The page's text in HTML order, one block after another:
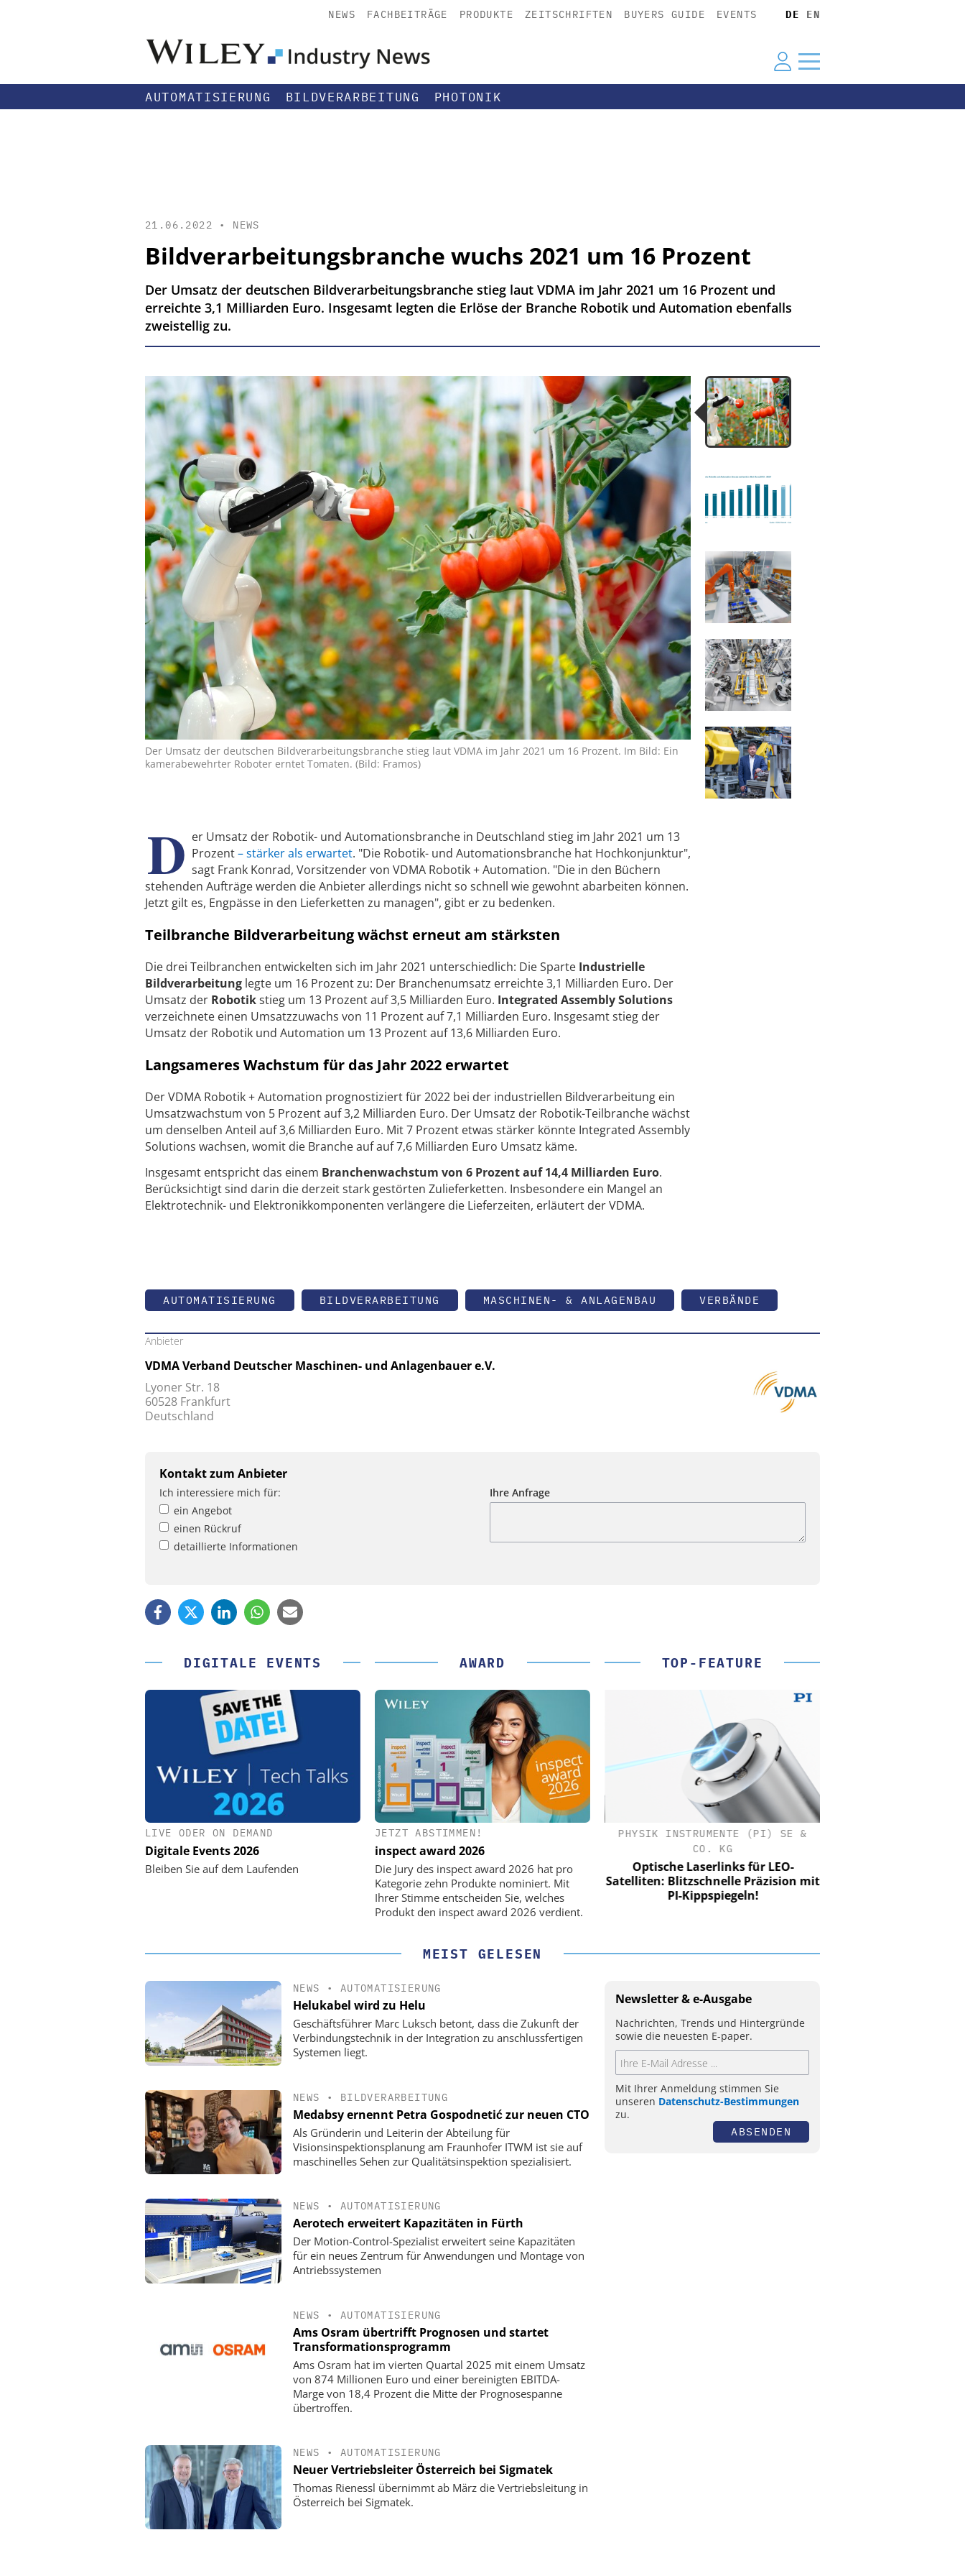
NEWS FACHBEITRÄGE PRODUKTE ZEITSCHRIFTEN BUYERS GUIDE EVENTS DE EN
AUTOMATISIERUNG BILDVERARBEITUNG PHOTONIK
21.06.2022 • NEWS
Bildverarbeitungsbranche wuchs 2021 um 16 Prozent
Der Umsatz der deutschen Bildverarbeitungsbranche stieg laut VDMA im Jahr 2021 um 16 Prozent und
erreichte 3,1 Milliarden Euro. Insgesamt legten die Erlöse der Branche Robotik und Automation ebenfalls
zweistellig zu.
Der Umsatz der deutschen Bildverarbeitungsbranche stieg laut VDMA im Jahr 2021 um 16 Prozent. Im Bild: Ein
kamerabewehrter Roboter erntet Tomaten. (Bild: Framos)
D er Umsatz der Robotik- und Automationsbranche in Deutschland stieg im Jahr 2021 um 13
Prozent– stärker als erwartet. "Die Robotik- und Automationsbranche hat Hochkonjunktur",
sagt Frank Konrad, Vorsitzender von VDMA Robotik + Automation. "Die in den Büchern
stehenden Aufträge werden die Anbieter allerdings nicht so schnell wie gewohnt abarbeiten können.
Jetzt gilt es, Engpässe in den Lieferketten zu managen", gibt er zu bedenken.
Teilbranche Bildverarbeitung wächst erneut am stärksten
Die drei Teilbranchen entwickelten sich im Jahr 2021 unterschiedlich: Die Sparte Industrielle
Bildverarbeitung legte um 16 Prozent zu: Der Branchenumsatz erreichte 3,1 Milliarden Euro. Der
Umsatz der Robotikstieg um 13 Prozent auf 3,5 Milliarden Euro. Integrated Assembly Solutions
verzeichnete einen Umsatzzuwachs von 11 Prozent auf 7,1 Milliarden Euro. Insgesamt stieg der
Umsatz der Robotik und Automation um 13 Prozent auf 13,6 Milliarden Euro.
Langsameres Wachstum für das Jahr 2022 erwartet
Der VDMA Robotik + Automation prognostiziert für 2022 bei der industriellen Bildverarbeitung ein
Umsatzwachstum von 5 Prozent auf 3,2 Milliarden Euro. Der Umsatz der Robotik-Teilbranche wächst
um denselben Anteil auf 3,6 Milliarden Euro. Mit 7 Prozent etwas stärker könnte Integrated Assembly
Solutions wachsen, womit die Branche auf auf 7,6 Milliarden Euro Umsatz käme.
Insgesamt entspricht das einem Branchenwachstum von 6 Prozent auf 14,4 Milliarden Euro.
Berücksichtigt sind darin die derzeit stark gestörten Zulieferketten. Insbesondere ein Mangel an
Elektrotechnik- und Elektronikkomponenten verlängere die Lieferzeiten, erläutert der VDMA.
AUTOMATISIERUNG BILDVERARBEITUNG MASCHINEN- & ANLAGENBAU VERBÄNDE
Anbieter
VDMA Verband Deutscher Maschinen- und Anlagenbauer e.V.
Lyoner Str. 18
60528 Frankfurt
Deutschland
Kontakt zum Anbieter
Ich interessiere mich für:
ein Angebot
einen Rückruf
detaillierte Informationen
Ihre Anfrage
DIGITALE EVENTS
LIVE ODER ON DEMAND
Digitale Events 2026
Bleiben Sie auf dem Laufenden
AWARD
JETZT ABSTIMMEN!
inspect award 2026
Die Jury des inspect award 2026 hat pro
Kategorie zehn Produkte nominiert. Mit
Ihrer Stimme entscheiden Sie, welches
Produkt den inspect award 2026 verdient.
TOP-FEATURE
PHYSIK INSTRUMENTE (PI) SE &
Optische Laserlinks für LEO-
Satelliten: Blitzschnelle Präzision mit
PHYSIK INSTRUMENTE (PI) SE &
CO. KG
Optische Laserlinks für LEO-
Satelliten: Blitzschnelle Präzision mit
PI-Kippspiegeln!
PHYSIK INSTRUMENTE (PI) SE &
CO. KG
Optische Laserlinks für LEO-
Satelliten: Blitzschnelle Präzision mit
PI-Kippspiegeln!
MEIST GELESEN
NEWS • AUTOMATISIERUNG
Helukabel wird zu Helu
Geschäftsführer Marc Luksch betont, dass die Zukunft der
Verbindungstechnik in der Integration zu anschlussfertigen
Systemen liegt.
NEWS • BILDVERARBEITUNG
Medabsy ernennt Petra Gospodnetić zur neuen CTO
Als Gründerin und Leiterin der Abteilung für
Visionsinspektionsplanung am Fraunhofer ITWM ist sie auf
maschinelles Sehen zur Qualitätsinspektion spezialisiert.
NEWS • AUTOMATISIERUNG
Aerotech erweitert Kapazitäten in Fürth
Der Motion-Control-Spezialist erweitert seine Kapazitäten
für ein neues Zentrum für Anwendungen und Montage von
Antriebssystemen
NEWS • AUTOMATISIERUNG
Ams Osram übertrifft Prognosen und startet
Transformationsprogramm
Ams Osram hat im vierten Quartal 2025 mit einem Umsatz
von 874 Millionen Euro und einer bereinigten EBITDA-
Marge von 18,4 Prozent die Mitte der Prognosespanne
übertroffen.
NEWS • AUTOMATISIERUNG
Neuer Vertriebsleiter Österreich bei Sigmatek
Thomas Rienessl übernimmt ab März die Vertriebsleitung in
Österreich bei Sigmatek.
Newsletter & e-Ausgabe
Nachrichten, Trends und Hintergründe
sowie die neuesten E-paper.
Mit Ihrer Anmeldung stimmen Sie
unseren Datenschutz-Bestimmungen
zu.
ABSENDEN